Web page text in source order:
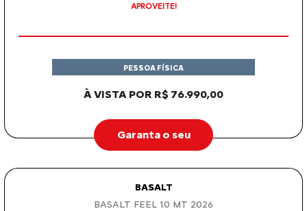
APROVEITE!
À VISTA POR R$ 76.990,00
PESSOA FÍSICA
Garanta o seu
BASALT
BASALT FEEL 1.0 MT 2026